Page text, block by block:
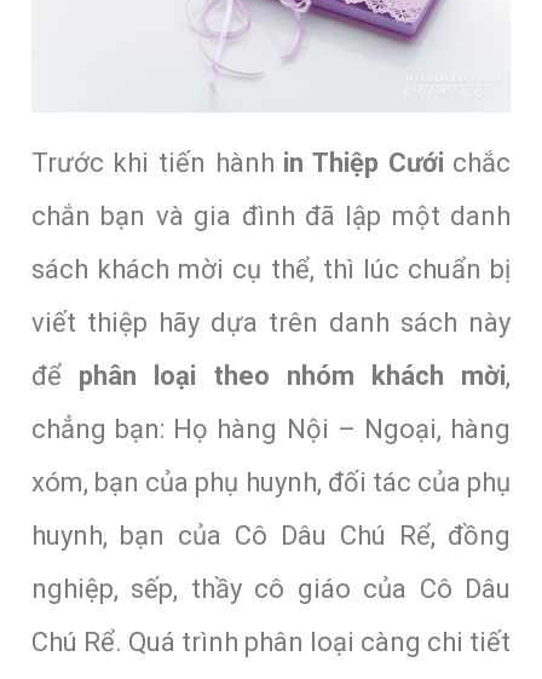
Trước khi tiến hành in Thiệp Cưới chắc
chắn bạn và gia đình đã lập một danh
sách khách mời cụ thể, thì lúc chuẩn bị
viết thiệp hãy dựa trên danh sách này
để phân loại theo nhóm khách mời,
chẳng bạn: Họ hàng Nội – Ngoại, hàng
xóm, bạn của phụ huynh, đối tác của phụ
huynh, bạn của Cô Dâu Chú Rể, đồng
nghiệp, sếp, thầy cô giáo của Cô Dâu
Chú Rể. Quá trình phân loại càng chi tiết